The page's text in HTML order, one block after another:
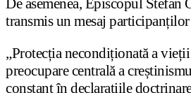
transmis un mesaj participanților
„Protecția necondiționată a
preocupare centrală a
constant în declarațiile